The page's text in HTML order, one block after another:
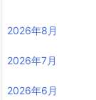
2026年8月
2026年7月
2026年6月